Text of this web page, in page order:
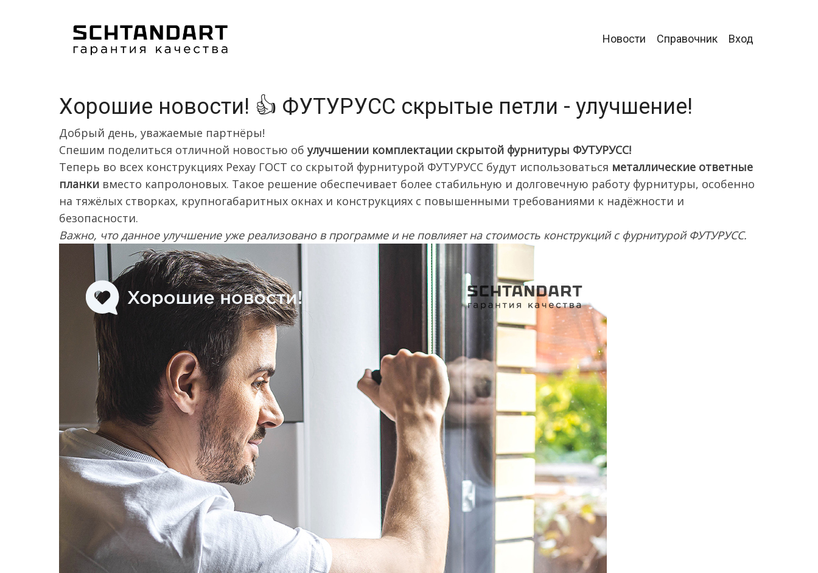
Главное
Новости Справочник Вход
Хорошие новости! 👍 ФУТУРУСС скрытые петли - улучшение!
Добрый день, уважаемые партнёры!
Спешим поделиться отличной новостью обулучшении комплектации скрытой фурнитуры ФУТУРУСС!
Теперь во всех конструкциях Рехау ГОСТ со скрытой фурнитурой ФУТУРУСС будут использоваться металлические ответные
планки вместо капролоновых. Такое решение обеспечивает более стабильную и долговечную работу фурнитуры, особенно
на тяжёлых створках, крупногабаритных окнах и конструкциях с повышенными требованиями к надёжности и
безопасности.
Важно, что данное улучшение уже реализовано в программе и не повлияет на стоимость конструкций с фурнитурой ФУТУРУСС.